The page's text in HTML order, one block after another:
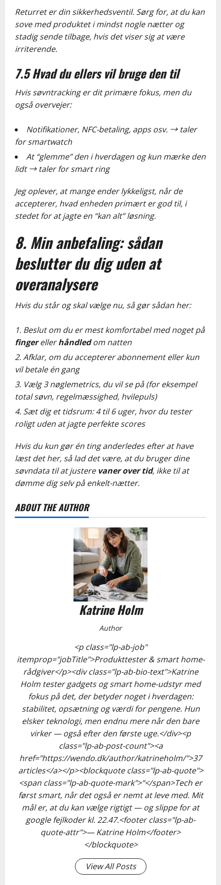
Returret er din sikkerhedsventil. Sørg for, at du kan
sove med produktet i mindst nogle nætter og
stadig sende tilbage, hvis det viser sig at være
irriterende.
7.5 Hvad du ellers vil bruge den til
Hvis søvntracking er dit primære fokus, men du
også overvejer:
Notifikationer, NFC-betaling, apps osv. → taler
for smartwatch
At “glemme” den i hverdagen og kun mærke den
lidt → taler for smart ring
Jeg oplever, at mange ender lykkeligst, når de
accepterer, hvad enheden primært er god til, i
stedet for at jagte en “kan alt” løsning.
8. Min anbefaling: sådan
beslutter du dig uden at
overanalysere
Hvis du står og skal vælge nu, så gør sådan her:
Beslut om du er mest komfortabel med noget på
fingerellerhåndledom natten
Afklar, om du accepterer abonnement eller kun
vil betale én gang
Vælg 3 nøglemetrics, du vil se på (for eksempel
total søvn, regelmæssighed, hvilepuls)
Sæt dig et tidsrum: 4 til 6 uger, hvor du tester
roligt uden at jagte perfekte scores
Hvis du kun gør én ting anderledes efter at have
læst det her, så lad det være, at du bruger dine
søvndata til at justere vaner over tid, ikke til at
dømme dig selv på enkelt-nætter.
ABOUT THE AUTHOR
Katrine Holm
Author
<p class="lp-ab-job"
itemprop="jobTitle">Produkttester & smart home-
rådgiver</p><div class="lp-ab-bio-text">Katrine
Holm tester gadgets og smart home-udstyr med
fokus på det, der betyder noget i hverdagen:
stabilitet, opsætning og værdi for pengene. Hun
elsker teknologi, men endnu mere når den bare
virker — også efter den første uge.</div><p
class="lp-ab-post-count"><a
href="https://wendo.dk/author/katrineholm/">37
articles</a></p><blockquote class="lp-ab-quote">
<span class="lp-ab-quote-mark">“</span>Tech er
først smart, når det også er nemt at leve med. Mit
mål er, at du kan vælge rigtigt — og slippe for at
google fejlkoder kl. 22.47.<footer class="lp-ab-
quote-attr">— Katrine Holm</footer>
</blockquote>
View All Posts